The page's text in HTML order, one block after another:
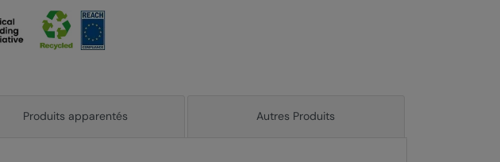
Produits apparentés Autres Produits